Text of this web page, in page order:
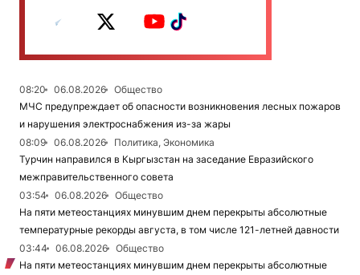
08:20 06.08.2026
Общество
МЧС предупреждает об опасности возникновения лесных пожаров
и нарушения электроснабжения из-за жары
08:09
06.08.2026
Политика, Экономика
Турчин направился в Кыргызстан на заседание Евразийского
межправительственного совета
03:54
06.08.2026
Общество
На пяти метеостанциях минувшим днем перекрыты абсолютные
температурные рекорды августа, в том числе 121-летней давности
03:44
06.08.2026
Общество
На пяти метеостанциях минувшим днем перекрыты абсолютные